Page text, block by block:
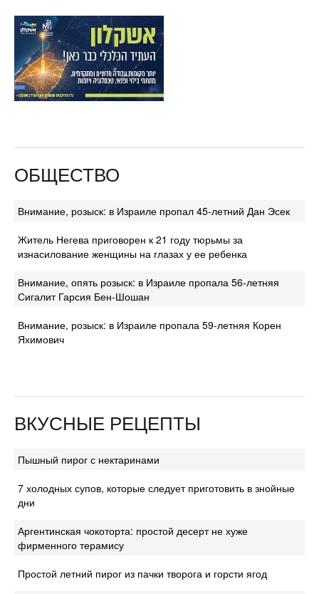
ОБЩЕСТВО
Внимание, розыск: в Израиле пропал 45-летний Дан Эсек
Житель Негева приговорен к 21 году тюрьмы за
изнасилование женщины на глазах у ее ребенка
Внимание, опять розыск: в Израиле пропала 56-летняя
Сигалит Гарсия Бен-Шошан
Внимание, розыск: в Израиле пропала 59-летняя Корен
Яхимович
ВКУСНЫЕ РЕЦЕПТЫ
Пышный пирог с нектаринами
7 холодных супов, которые следует приготовить в знойные
дни
Аргентинская чокоторта: простой десерт не хуже
фирменного терамису
Простой летний пирог из пачки творога и горсти ягод